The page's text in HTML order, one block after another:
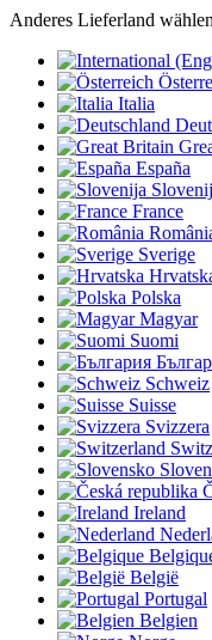
Anderes Lieferland wählen
Italia
España
France
Sverige
Polska
Magyar
Suomi
Schweiz
Suisse
Svizzera
Ireland
België
Portugal
Belgien